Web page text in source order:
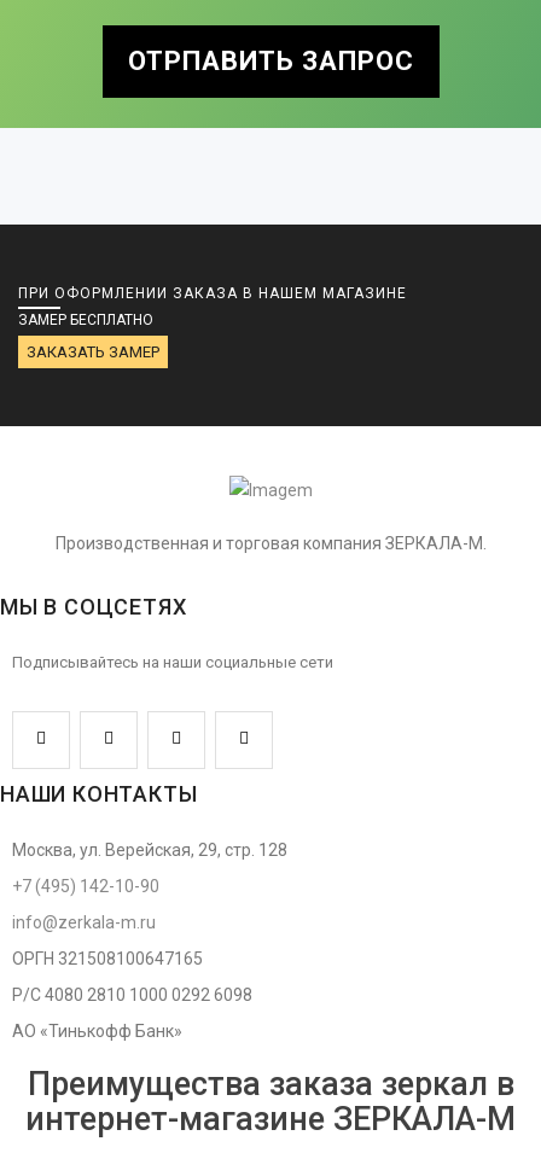
ОТРПАВИТЬ ЗАПРОС
ПРИ ОФОРМЛЕНИИ ЗАКАЗА В НАШЕМ МАГАЗИНЕ
ЗАМЕР БЕСПЛАТНО
ЗАКАЗАТЬ ЗАМЕР
Производственная и торговая компания ЗЕРКАЛА-М.
МЫ В СОЦСЕТЯХ
Подписывайтесь на наши социальные сети
НАШИ КОНТАКТЫ
Москва, ул. Верейская, 29, стр. 128
+7 (495) 142-10-90
info@zerkala-m.ru
ОРГН 321508100647165
Р/С 4080 2810 1000 0292 6098
АО «Тинькофф Банк»
Преимущества заказа зеркал в
интернет-магазине ЗЕРКАЛА-M